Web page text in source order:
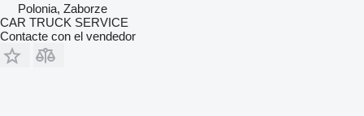
Polonia, Zaborze
CAR TRUCK SERVICE
Contacte con el vendedor